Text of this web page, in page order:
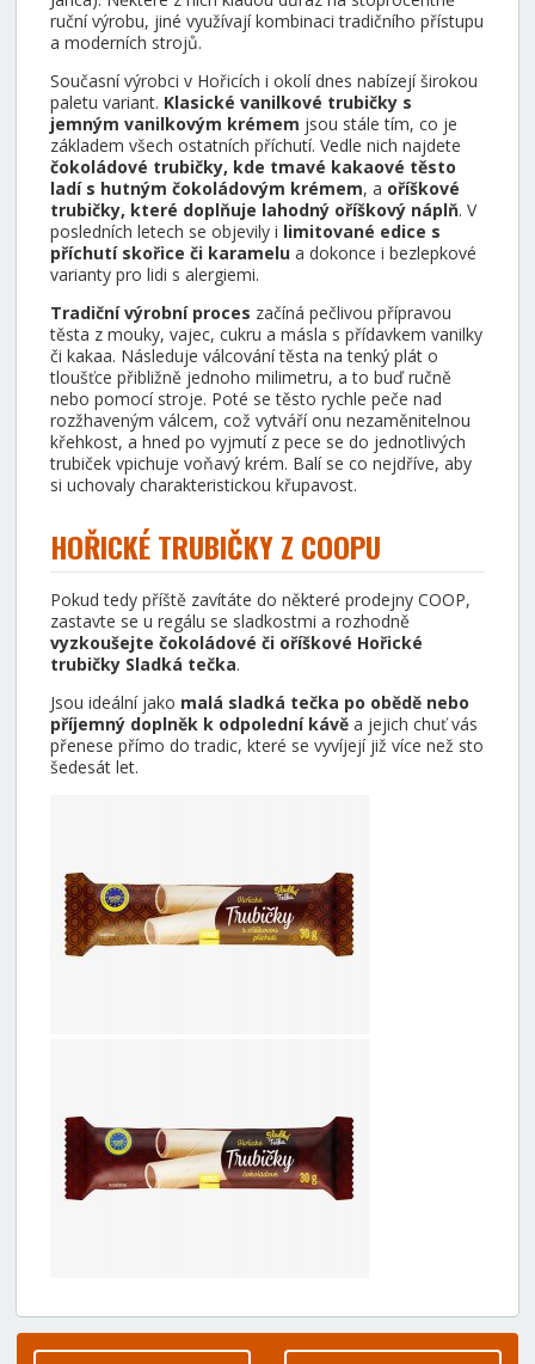
ruční výrobu, jiné využívají kombinaci tradičního přístupu
a moderních strojů.
Současní výrobci v Hořicích i okolí dnes nabízejí širokou
paletu variant. Klasické vanilkové trubičky s
jemným vanilkovým krémem jsou stále tím, co je
základem všech ostatních příchutí. Vedle nich najdete
čokoládové trubičky, kde tmavé kakaové těsto
ladí s hutným čokoládovým krémem, a oříškové
trubičky, které doplňuje lahodný oříškový náplň. V
posledních letech se objevily i limitované edice s
příchutí skořice či karamelu a dokonce i bezlepkové
varianty pro lidi s alergiemi.
Tradiční výrobní proces začíná pečlivou přípravou
těsta z mouky, vajec, cukru a másla s přídavkem vanilky
či kakaa. Následuje válcování těsta na tenký plát o
tloušťce přibližně jednoho milimetru, a to buď ručně
nebo pomocí stroje. Poté se těsto rychle peče nad
rozžhaveným válcem, což vytváří onu nezaměnitelnou
křehkost, a hned po vyjmutí z pece se do jednotlivých
trubiček vpichuje voňavý krém. Balí se co nejdříve, aby
si uchovaly charakteristickou křupavost.
HOŘICKÉ TRUBIČKY Z COOPU
Pokud tedy příště zavítáte do některé prodejny COOP,
zastavte se u regálu se sladkostmi a rozhodně
vyzkoušejte čokoládové či oříškové Hořické
trubičky Sladká tečka.
Jsou ideální jako malá sladká tečka po obědě nebo
příjemný doplněk k odpolední kávě a jejich chuť vás
přenese přímo do tradic, které se vyvíjejí již více než sto
šedesát let.